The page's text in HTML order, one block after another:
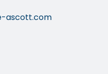
ascott.com